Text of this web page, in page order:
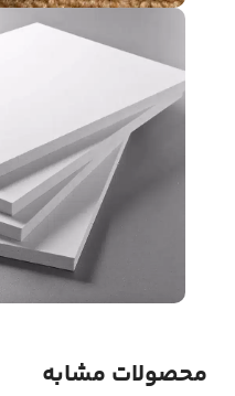
محصولات مشابه